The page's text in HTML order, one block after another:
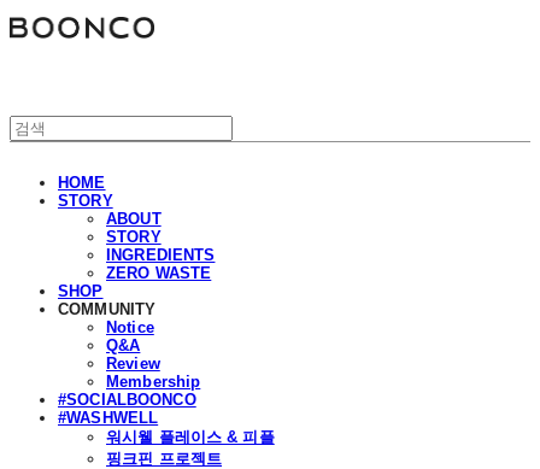
HOME
STORY
ABOUT
STORY
INGREDIENTS
ZERO WASTE
SHOP
COMMUNITY
Notice
Q&A
Review
Membership
#SOCIALBOONCO
#WASHWELL
워시웰 플레이스 & 피플
핑크핀 프로젝트